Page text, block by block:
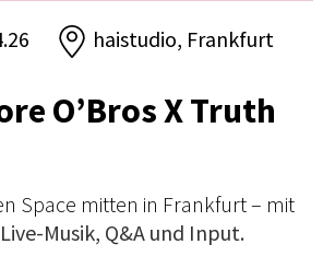
haistudio, Frankfurt
O’Bros X Truth
Space mitten in Frankfurt – mit
Musik, Q&A und Input.